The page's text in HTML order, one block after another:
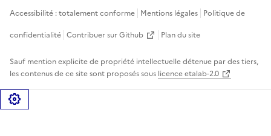
Accessibilité : totalement conforme Mentions légales Politique de
confidentialité Contribuer sur Github Plan du site
Sauf mention explicite de propriété intellectuelle détenue par des tiers,
les contenus de ce site sont proposés sous licence etalab-2.0
Gérer les cookies